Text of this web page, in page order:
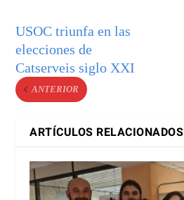
USOC triunfa en las
elecciones de
Catserveis siglo XXI
ANTERIOR
ARTÍCULOS RELACIONADOS